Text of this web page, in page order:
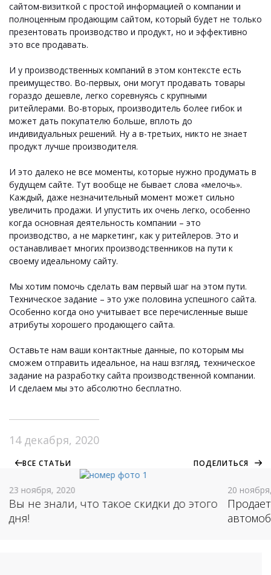
сайтом-визиткой с простой информацией о компании и
полноценным продающим сайтом, который будет не только
презентовать производство и продукт, но и эффективно
это все продавать.
И у производственных компаний в этом контексте есть
преимущество. Во-первых, они могут продавать товары
гораздо дешевле, легко соревнуясь с крупными
ритейлерами. Во-вторых, производитель более гибок и
может дать покупателю больше, вплоть до
индивидуальных решений. Ну а в-третьих, никто не знает
продукт лучше производителя.
И это далеко не все моменты, которые нужно продумать в
будущем сайте. Тут вообще не бывает слова «мелочь».
Каждый, даже незначительный момент может сильно
увеличить продажи. И упустить их очень легко, особенно
когда основная деятельность компании – это
производство, а не маркетинг, как у ритейлеров. Это и
останавливает многих производственников на пути к
своему идеальному сайту.
Мы хотим помочь сделать вам первый шаг на этом пути.
Техническое задание – это уже половина успешного сайта.
Особенно когда оно учитывает все перечисленные выше
атрибуты хорошего продающего сайта.
Оставьте нам ваши контактные данные, по которым мы
сможем отправить идеальное, на наш взгляд, техническое
задание на разработку сайта производственной компании.
И сделаем мы это абсолютно бесплатно.
14 декабря, 2020
ВСЕ СТАТЬИ ПОДЕЛИТЬСЯ
23 ноября, 2020
Вы не знали, что такое скидки до этого
дня!
20